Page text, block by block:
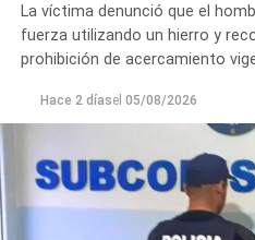
La víctima denunció que el
fuerza utilizando un hierro y
prohibición de acercamiento
Hace 2 díasel 05/08/2026